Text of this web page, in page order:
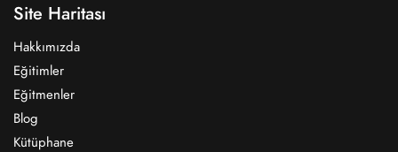
Site Haritası
Hakkımızda
Eğitimler
Eğitmenler
Blog
Kütüphane